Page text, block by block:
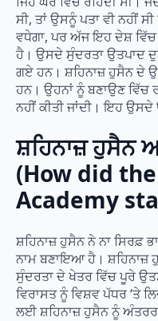
ਸੀ, ਤਾਂ ਉਸਨੂੰ ਪਤਾ ਵੀ ਨਹੀਂ
ਵਧੇਗਾ, ਪਰ ਅੱਜ ਇਹ ਦੇਸ਼ ਵਿੱਚ
ਹੈ। ਉਸਦੇ ਸੁੰਦਰਤਾ ਉਤਪਾਦ
ਗਏ ਹਨ। ਸ਼ਹਿਨਾਜ਼ ਹੁਸੈਨ ਦੇ
ਹਨ। ਉਹਨਾਂ ਨੂੰ ਬਣਾਉਣ
ਨਹੀਂ ਕੀਤੀ ਜਾਂਦੀ। ਇਹ
ਸ਼ਹਿਨਾਜ਼ ਹੁਸੈਨ
(How did
Academy
ਸ਼ਹਿਨਾਜ਼ ਹੁਸੈਨ ਨੇ ਨਾ ਸਿਰਫ਼
ਨਾਮ ਬਣਾਇਆ ਹੈ। ਸ਼ਹਿਨਾਜ਼
ਸੁੰਦਰਤਾ ਦੇ ਖੇਤਰ ਵਿੱਚ ਪੂਰੇ
ਵਿਰਾਸਤ ਨੂੰ ਵਿਸ਼ਵ ਪੱਧਰ ‘ਤੇ
ਲਈ ਸ਼ਹਿਨਾਜ਼ ਹੁਸੈਨ ਨੂੰ